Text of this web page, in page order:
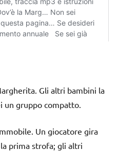
Gli altri bambini la
un gruppo compatto.
Un giocatore gira
prima strofa; gli altri